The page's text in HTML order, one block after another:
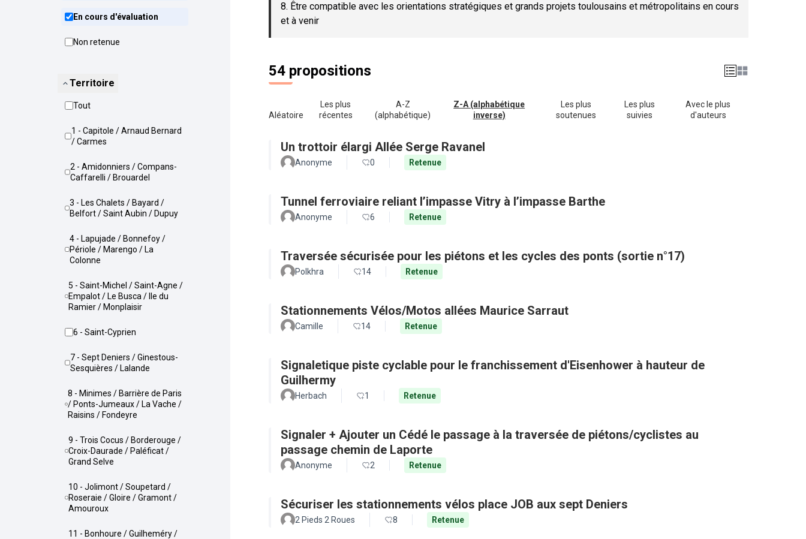
En cours d'évaluation
Non retenue
Territoire
Tout
1 - Capitole / Arnaud Bernard
/ Carmes
2 - Amidonniers / Compans-
Caffarelli / Brouardel
3 - Les Chalets / Bayard /
Belfort / Saint Aubin / Dupuy
4 - Lapujade / Bonnefoy /
Périole / Marengo / La
Colonne
5 - Saint-Michel / Saint-Agne /
Empalot / Le Busca / Ile du
Ramier / Monplaisir
6 - Saint-Cyprien
7 - Sept Deniers / Ginestous-
Sesquières / Lalande
8 - Minimes / Barrière de Paris
/ Ponts-Jumeaux / La Vache /
Raisins / Fondeyre
9 - Trois Cocus / Borderouge /
Croix-Daurade / Paléficat /
Grand Selve
10 - Jolimont / Soupetard /
Roseraie / Gloire / Gramont /
Amouroux
11 - Bonhoure / Guilheméry /
8. Être compatible avec les orientations stratégiques et grands projets toulousains et métropolitains en cours
et à venir
54 propositions
Aléatoire
Les plus
récentes
A-Z
(alphabétique)
Z-A (alphabétique
inverse)
Les plus
soutenues
Les plus
suivies
Avec le plus
d'auteurs
Un trottoir élargi Allée Serge Ravanel
Anonyme 0 Retenue
Tunnel ferroviaire reliant l’impasse Vitry à l’impasse Barthe
Anonyme 6 Retenue
Traversée sécurisée pour les piétons et les cycles des ponts (sortie n°17)
Polkhra 14 Retenue
Stationnements Vélos/Motos allées Maurice Sarraut
Camille 14 Retenue
Signaletique piste cyclable pour le franchissement d'Eisenhower à hauteur de
Guilhermy
Herbach 1 Retenue
Signaler + Ajouter un Cédé le passage à la traversée de piétons/cyclistes au
passage chemin de Laporte
Anonyme 2 Retenue
Sécuriser les stationnements vélos place JOB aux sept Deniers
2 Pieds 2 Roues 8 Retenue